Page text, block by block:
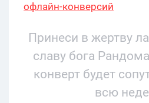
офлайн-конверсий
Принеси в жертву
славу бога
конверт будет
всю